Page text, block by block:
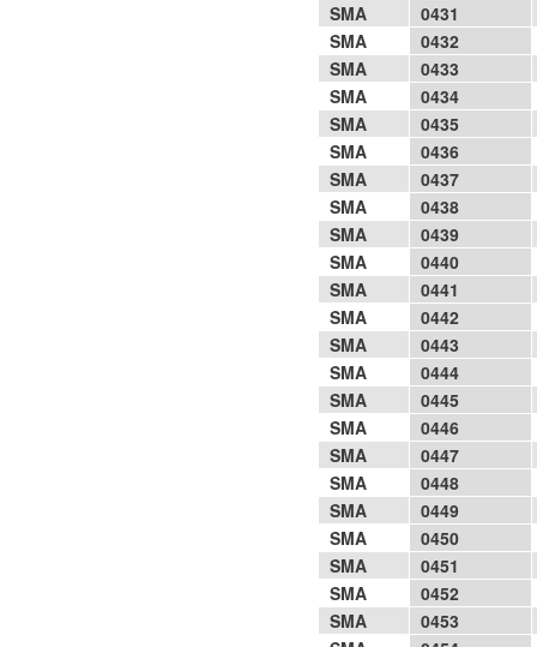
SMA
0431
SMA
0432
SMA
0433
SMA
0434
SMA
0435
SMA
0436
SMA
0437
SMA
0438
SMA
0439
SMA
0440
SMA
0441
SMA
0442
SMA
0443
SMA
0444
SMA
0445
SMA
0446
SMA
0447
SMA
0448
SMA
0449
SMA
0450
SMA
0451
SMA
0452
SMA
0453